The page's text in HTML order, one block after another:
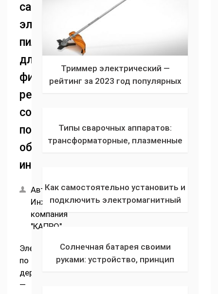
сабельных
электрических
пил
для
фигурного
реза,
советы
по
обслуживанию
инструмента
Автор:
Инженерная
компания
"КАПРО"
Электроножовка
по
дереву
—
Триммер электрический —
рейтинг за 2023 год популярных
Типы сварочных аппаратов:
трансформаторные, плазменные
Как самостоятельно установить и
подключить электромагнитный
замок? Руководство по ремонту
замка входной двери квартиры и
Солнечная батарея своими
руками: устройство, принцип